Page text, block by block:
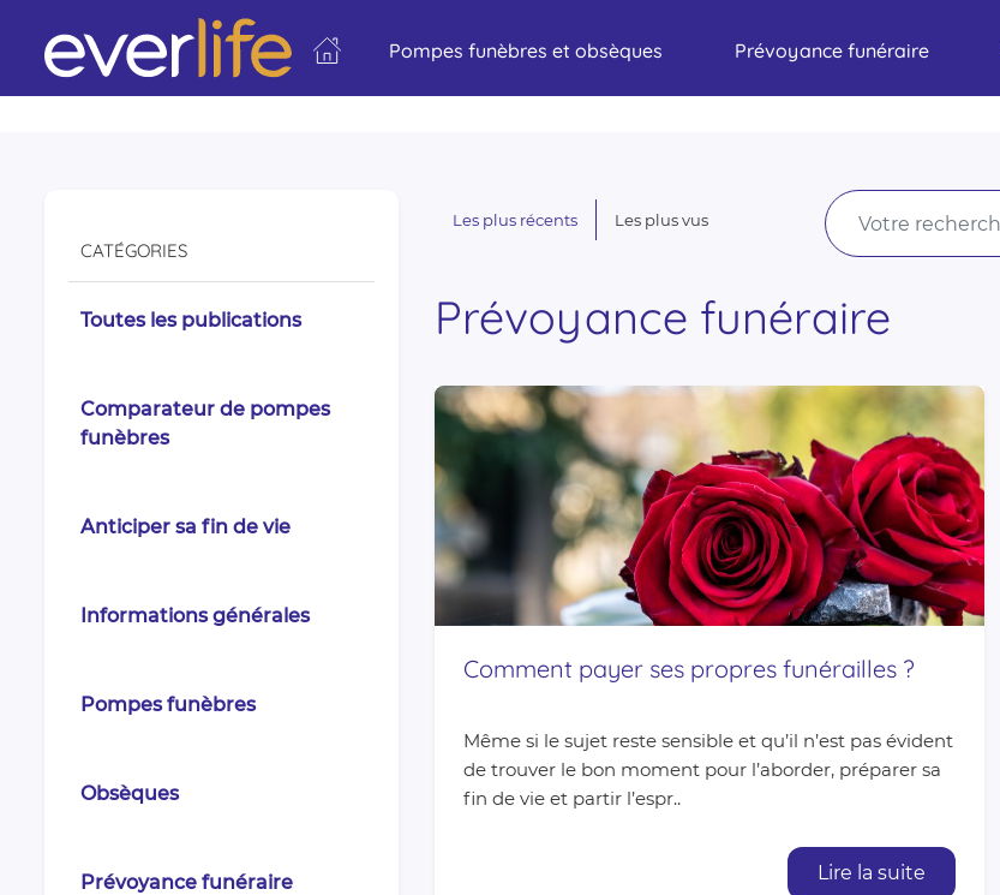
Pompes funèbres et obsèques Prévoyance funéraire
CATÉGORIES
Toutes les publications
Comparateur de pompes
funèbres
Anticiper sa fin de vie
Informations générales
Pompes funèbres
Obsèques
Prévoyance funéraire
Les plus récents Les plus vus
Prévoyance funéraire
Comment payer ses propres funérailles ?
Même si le sujet reste sensible et qu’il n’est pas évident
de trouver le bon moment pour l’aborder, préparer sa
fin de vie et partir l’espr..
Lire la suite